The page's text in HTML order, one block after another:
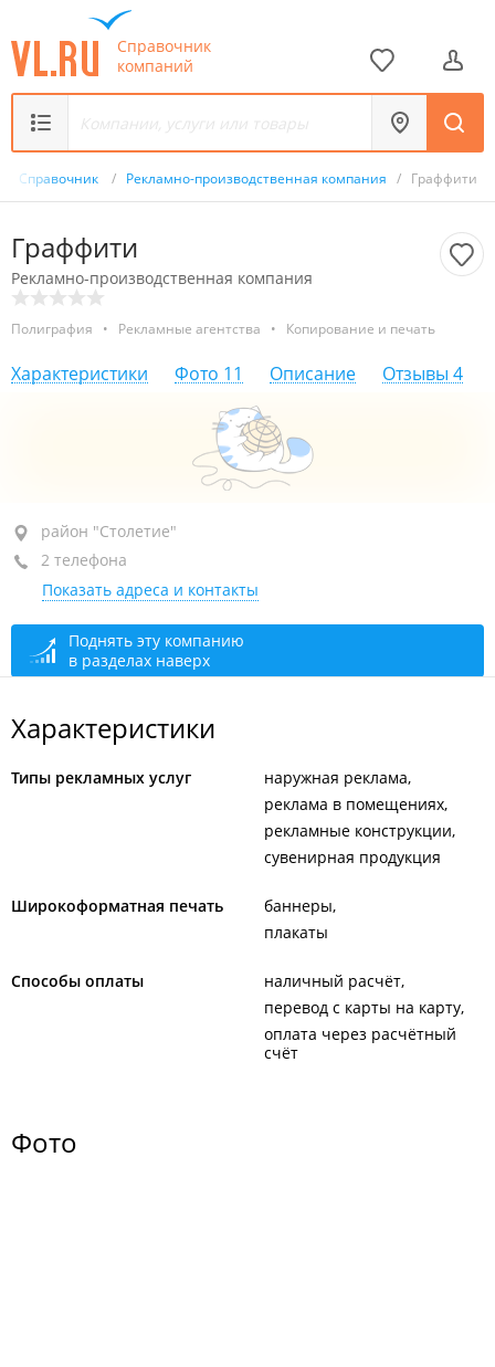
Справочник
компаний
Справочник / Рекламно-производственная компания / Граффити
Граффити
Рекламно-производственная компания
Полиграфия • Рекламные агентства • Копирование и печать
Характеристики Фото 11 Описание Отзывы 4
район "Столетие", ул. Ильичева, 29
2-й этаж, оф. 12
+7 (423) 273-12-49
+7 914 703-12-49
сегодня закрыто
район "Столетие"
2 телефона
Показать адреса и контакты
Поднять эту компанию
в разделах наверх
Характеристики
Типы рекламных услуг
наружная реклама
реклама в помещениях
рекламные конструкции
сувенирная продукция
Широкоформатная печать
баннеры
плакаты
Способы оплаты
наличный расчёт
перевод с карты на карту
оплата через расчётный
счёт
Фото